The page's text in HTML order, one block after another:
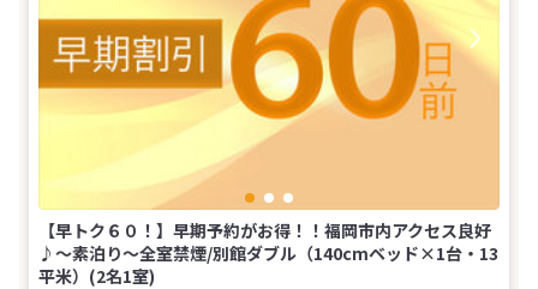
【早トク６０！】早期予約がお得！！福岡市内アクセス良好
♪〜素泊り〜全室禁煙/別館ダブル（140cmベッド×1台・13
平米）(2名1室)